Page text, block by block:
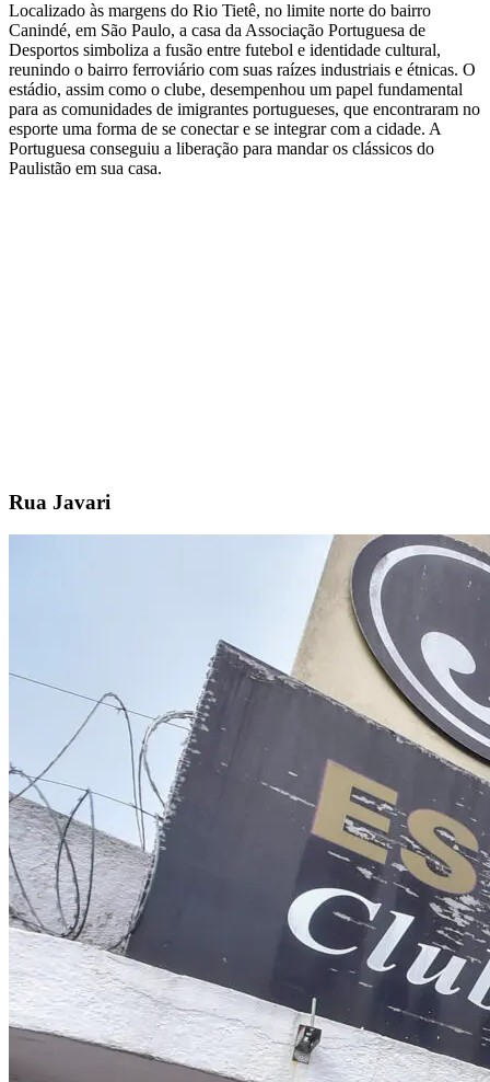
Localizado às margens do Rio Tietê, no limite norte do bairro
Canindé, em São Paulo, a casa da Associação Portuguesa de
Desportos simboliza a fusão entre futebol e identidade cultural,
reunindo o bairro ferroviário com suas raízes industriais e étnicas. O
estádio, assim como o clube, desempenhou um papel fundamental
para as comunidades de imigrantes portugueses, que encontraram no
esporte uma forma de se conectar e se integrar com a cidade. A
Portuguesa conseguiu a liberação para mandar os clássicos do
Paulistão em sua casa.
Rua Javari